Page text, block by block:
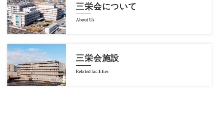
三栄会について
About Us
三栄会施設
Related facilities